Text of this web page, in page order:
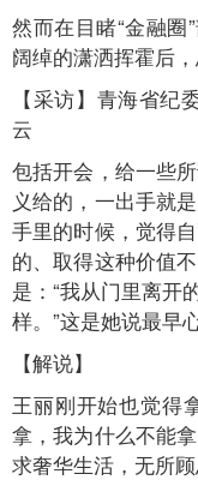
然而在目睹“金融圈
阔绰的潇洒挥霍后
【采访】青海省
云
包括开会，给一些
义给的，一出手就
手里的时候，觉得
的、取得这种价值
是：“我从门里离开
样。”这是她说最早
【解说】
王丽刚开始也觉得
拿，我为什么不能
求奢华生活，无所顾